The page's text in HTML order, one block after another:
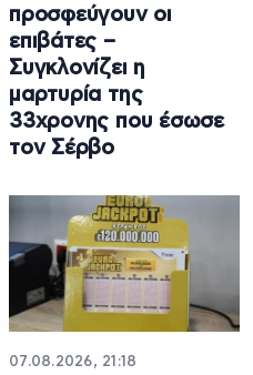
προσφεύγουν οι
επιβάτες –
Συγκλονίζει η
μαρτυρία της
33χρονης που έσωσε
τον Σέρβο
07.08.2026, 21:18